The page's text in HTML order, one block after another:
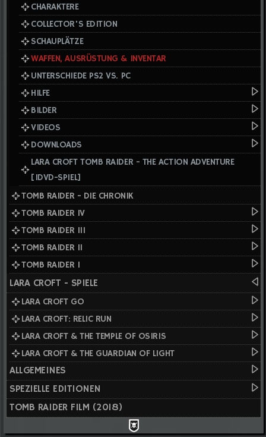
CHARAKTERE
COLLECTOR'S EDITION
SCHAUPLÄTZE
WAFFEN, AUSRÜSTUNG & INVENTAR
UNTERSCHIEDE PS2 VS. PC
HILFE
BILDER
VIDEOS
DOWNLOADS
LARA CROFT TOMB RAIDER - THE ACTION ADVENTURE
[IDVD-SPIEL]
TOMB RAIDER - DIE CHRONIK
TOMB RAIDER IV
TOMB RAIDER III
TOMB RAIDER II
TOMB RAIDER I
LARA CROFT - SPIELE
LARA CROFT GO
LARA CROFT: RELIC RUN
LARA CROFT & THE TEMPLE OF OSIRIS
LARA CROFT & THE GUARDIAN OF LIGHT
ALLGEMEINES
SPEZIELLE EDITIONEN
TOMB RAIDER FILM (2018)